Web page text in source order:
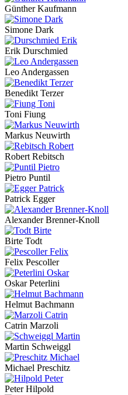
Günther Kaufmann
Simone Dark
Erik Durschmied
Leo Andergassen
Benedikt Terzer
Toni Fiung
Markus Neuwirth
Robert Rebitsch
Pietro Puntil
Patrick Egger
Alexander Brenner-Knoll
Birte Todt
Felix Pescoller
Oskar Peterlini
Helmut Bachmann
Catrin Marzoli
Martin Schweiggl
Michael Preschitz
Peter Hilpold